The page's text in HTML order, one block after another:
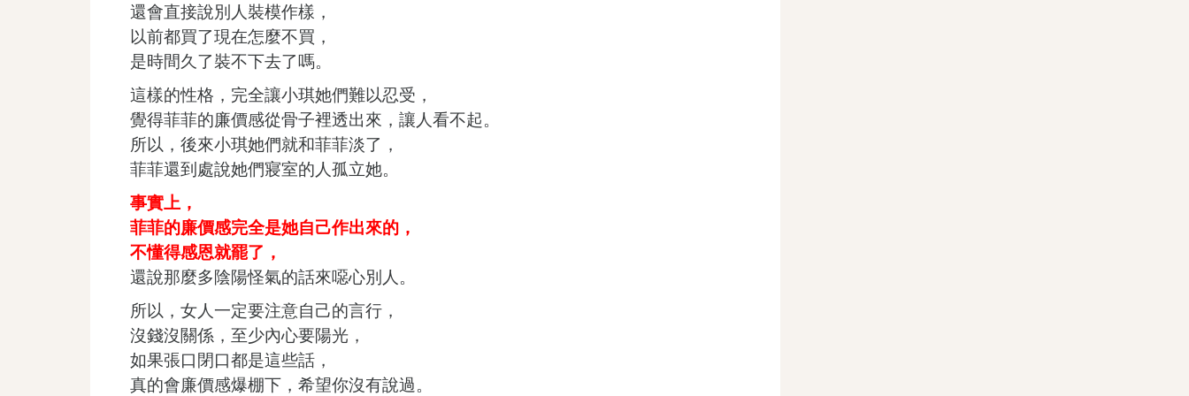
還會直接說別人裝模作樣，
以前都買了現在怎麼不買，
是時間久了裝不下去了嗎。
這樣的性格，完全讓小琪她們難以忍受，
覺得菲菲的廉價感從骨子裡透出來，讓人看不起。
所以，後來小琪她們就和菲菲淡了，
菲菲還到處說她們寢室的人孤立她。
事實上，
菲菲的廉價感完全是她自己作出來的，
不懂得感恩就罷了，
還說那麼多陰陽怪氣的話來噁心別人。
所以，女人一定要注意自己的言行，
沒錢沒關係，至少內心要陽光，
如果張口閉口都是這些話，
真的會廉價感爆棚下，希望你沒有說過。